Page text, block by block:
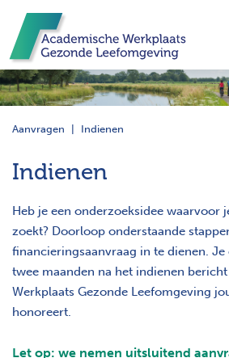
Aanvragen Indienen
Indienen
Heb je een onderzoeksidee waarvoor
zoekt? Doorloop onderstaande
financieringsaanvraag in te dienen.
twee maanden na het indienen
Werkplaats Gezonde Leefomgeving
honoreert.
Let op: we nemen uitsluitend